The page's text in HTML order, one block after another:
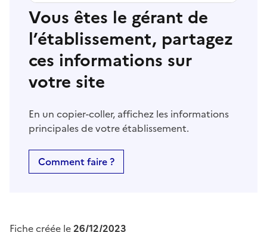
Vous êtes le gérant de
l’établissement, partagez
ces informations sur
votre site
En un copier-coller, affichez les informations
principales de votre établissement.
Comment faire ?
Fiche créée le26/12/2023